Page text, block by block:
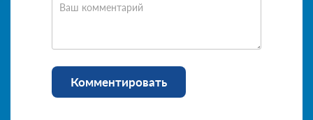
Ваш комментарий
Комментировать